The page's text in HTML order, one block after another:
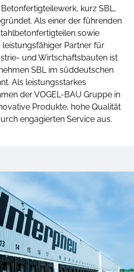
kurz SBL,
Als einer der führenden
sowie
Partner für
und Wirtschaftsbauten ist
SBL im süddeutschen
Als leistungsstarkes
der VOGEL-BAU Gruppe in
Produkte, hohe Qualität
engagierten Service aus.